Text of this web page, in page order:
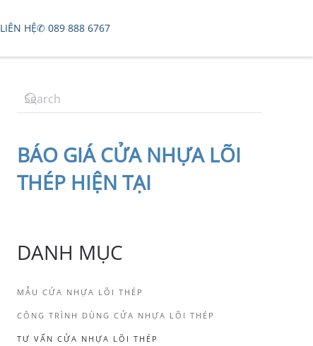
LIÊN HỆ✆ 089 888 6767
BÁO GIÁ CỬA NHỰA LÕI
THÉP HIỆN TẠI
DANH MỤC
MẪU CỬA NHỰA LÕI THÉP
CÔNG TRÌNH DÙNG CỬA NHỰA LÕI THÉP
TƯ VẤN CỬA NHỰA LÕI THÉP